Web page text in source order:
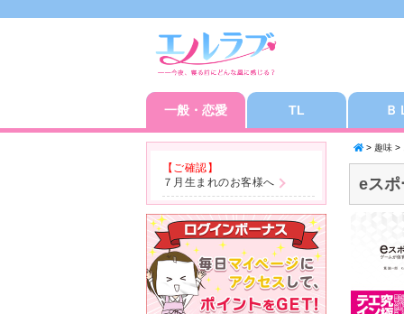
一般・恋愛 TL Ｂ
> 趣味 >
eス
【ご確認】
７月生まれのお客様へ